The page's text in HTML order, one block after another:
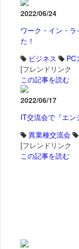
2022/06/24
ワーク・イン・
た！
ビジネス
PC
[フレンドリンク
この記事を読む
2022/06/17
IT交流会で『エン
異業種交流会
[フレンドリンク
この記事を読む